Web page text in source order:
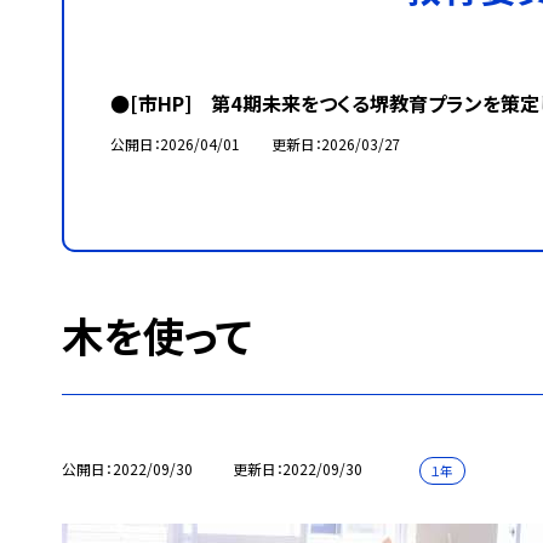
●[市HP] 第4期未来をつくる堺教育プランを策定
公開日 2026/04/01 更新日 2026/03/27
木を使って
公開日 2022/09/30 更新日 2022/09/30 １年